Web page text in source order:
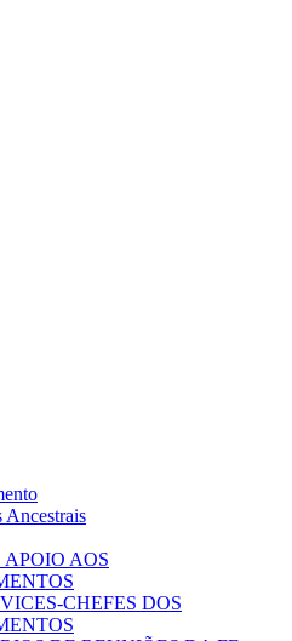
Ancestrais
APOIO AOS
CHEFES DOS